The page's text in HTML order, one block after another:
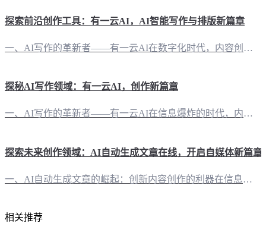
探索前沿创作工具：有一云AI，AI智能写作与排版新篇章
一、AI写作的革新者——有一云AI在数字化时代，内容创作成为核心竞争力。有一云AI应运而生，以其卓越的AI智能写作和排版功能，为自媒体创作者开辟了全新的创作天地。 二、创意无限，排版自如——有一云AI的排版魅力 2.1 千款装修皮肤，打造独特风格“有一云AI”在内容排版方面，提供包含标题、内容、图文、分隔、引导五大类数千款装修皮肤。无论是追求简约大气的风格，还是偏爱活泼生动的布局，都能在这里找到
探秘AI写作领域：有一云AI，创作新篇章
一、AI写作的革新者——有一云AI在信息爆炸的时代，内容创作成为自媒体创作者的核心竞争力。有一云AI，作为一款创新型AI智能写作+排版软件，以其前沿的技术服务，引领着内容创作的变革。 二、排版之美，尽在有一云AI一篇优秀的文章，不仅要有精彩的内容，还得有精美的排版。有一云AI在内容排版方面，提供五大类数千款装修皮肤，涵盖标题、内容、图文、分隔、引导等，让您的文章焕然一新。 三、创作自由，有一云A
探索未来创作领域：AI自动生成文章在线，开启自媒体新篇章
一、AI自动生成文章的崛起：创新内容创作的利器在信息爆炸的时代，内容创作成为自媒体竞争的焦点。然而，创作一篇高质量的文章并非易事，耗时耗力。如今，AI自动生成文章在线工具的出现，为创作者们带来了全新的机遇。借助AI的力量，我们能够轻松实现文章的自动化生成，让创作变得更加高效。 二、有一云AI：AI智能写作+排版，满足多样化创作需求作为一款创新型AI智能写作+排版软件，“有一云AI”致力于为自媒体
相关推荐